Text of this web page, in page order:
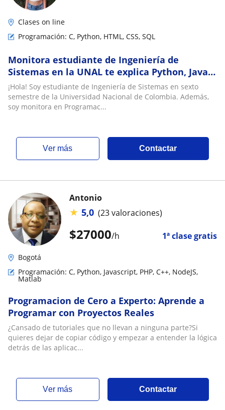
Clases on line
Programación: C, Python, HTML, CSS, SQL
Monitora estudiante de Ingeniería de
Sistemas en la UNAL te explica Python, Java,
C y más
¡Hola! Soy estudiante de Ingeniería de Sistemas en sexto
semestre de la Universidad Nacional de Colombia. Además,
soy monitora en Programac...
ver más Contactar
$27000/h 1ª clase gratis
Antonio
★ 5,0 (23 valoraciones)
Bogotá
Programación: C, Python, Javascript, PHP, C++, NodeJS,
Matlab
Programacion de Cero a Experto: Aprende a
Programar con Proyectos Reales
¿Cansado de tutoriales que no llevan a ninguna parte?Si
quieres dejar de copiar código y empezar a entender la lógica
detrás de las aplicac...
ver más Contactar